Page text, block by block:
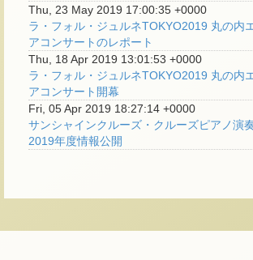
Thu, 23 May 2019 17:00:35 +0000
ラ・フォル・ジュルネTOKYO2019 丸の内
アコンサートのレポート
Thu, 18 Apr 2019 13:01:53 +0000
ラ・フォル・ジュルネTOKYO2019 丸の内
アコンサート開幕
Fri, 05 Apr 2019 18:27:14 +0000
サンシャインクルーズ・クルーズピアノ演
2019年度情報公開